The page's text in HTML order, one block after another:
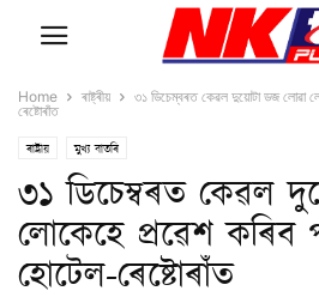
Home ৰাষ্ট্ৰীয়
৩১ ডিচেম্বৰত কেৱল দুয়োটা ডজ লোৱা
ৰেষ্টোৰাঁত
ৰাষ্ট্ৰীয় মুখ্য বাতৰি
৩১ ডিচেম্বৰত কেৱল
লোকেহে প্ৰৱেশ কৰিব
হোটেল-ৰেষ্টোৰাঁত